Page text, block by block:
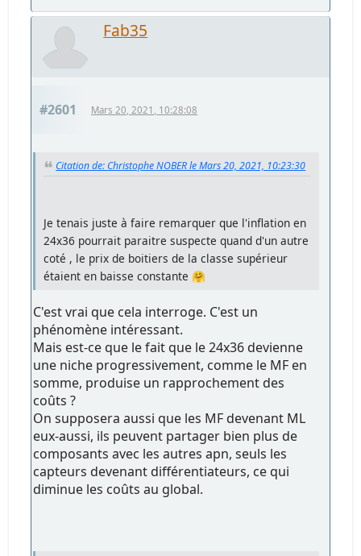
Fab35
#2601 Mars 20, 2021, 10:28:08
Citation de: Christophe NOBER le Mars 20, 2021, 10:23:30
Je tenais juste à faire remarquer que l'inflation en
24x36 pourrait paraitre suspecte quand d'un autre
coté , le prix de boitiers de la classe supérieur
étaient en baisse constante 🤗
C'est vrai que cela interroge. C'est un
phénomène intéressant.
Mais est-ce que le fait que le 24x36 devienne
une niche progressivement, comme le MF en
somme, produise un rapprochement des
coûts ?
On supposera aussi que les MF devenant ML
eux-aussi, ils peuvent partager bien plus de
composants avec les autres apn, seuls les
capteurs devenant différentiateurs, ce qui
diminue les coûts au global.